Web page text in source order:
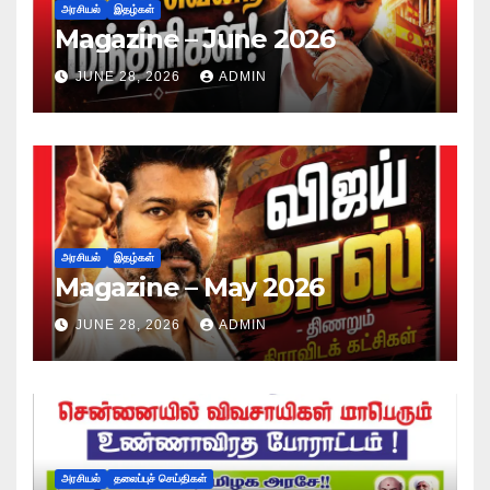
அரசியல் இதழ்கள்
Magazine – June 2026
JUNE 28, 2026 ADMIN
அரசியல் இதழ்கள்
Magazine – May 2026
JUNE 28, 2026 ADMIN
அரசியல் தலைப்புச் செய்திகள்